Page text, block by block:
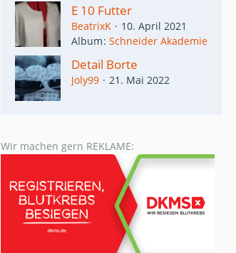
E 10 Futter
BeatrixK
10. April 2021
Album Schneider Akademie
Detail Borte
Joly99 21. Mai 2022
Wir machen gern REKLAME: